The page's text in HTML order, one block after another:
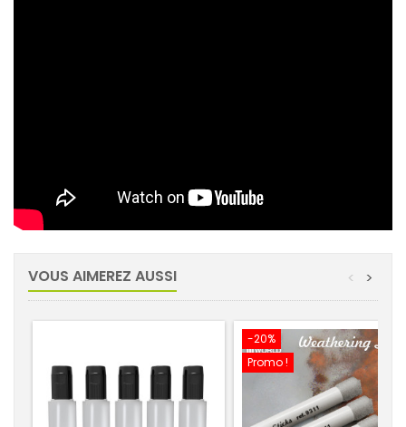
VOUS AIMEREZ AUSSI >
<
-20%
Promo !